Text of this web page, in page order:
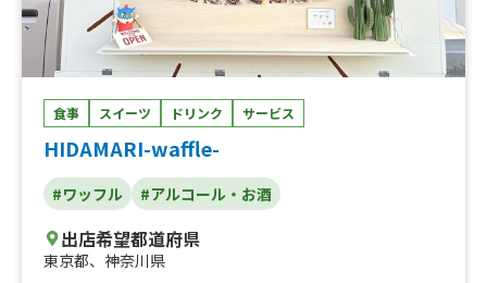
食事 スイーツ ドリンク サービス
HIDAMARI-waffle-
#ワッフル #アルコール・お酒
出店希望都道府県
東京都、 神奈川県